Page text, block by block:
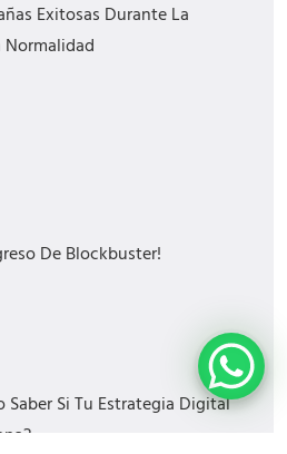
Exitosas Durante La
Normalidad
De Blockbuster!
Saber Si Tu Estrategia Digital